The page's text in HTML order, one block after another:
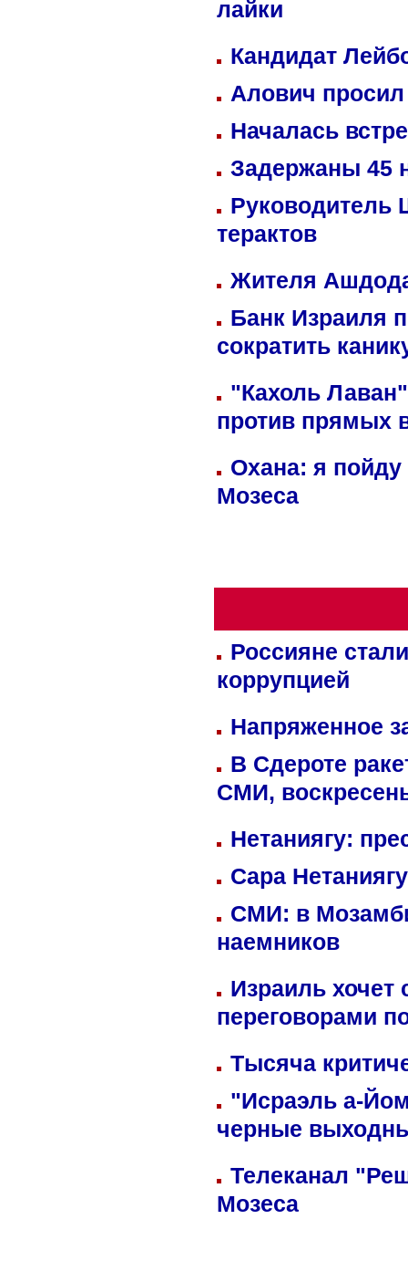
лайки
Кандидат
Алович просил
Началась
Задержаны 45
Руководитель
терактов
Жителя
Банк Израиля
сократить
"Кахоль
против прямых
Охана: я пойду
Мозеса
Россияне
коррупцией
Напряженное
В Сдероте
СМИ,
Нетаниягу:
Сара
СМИ: в
наемников
Израиль хочет
переговорами
Тысяча
"Исраэль а-
черные
Телеканал
Мозеса